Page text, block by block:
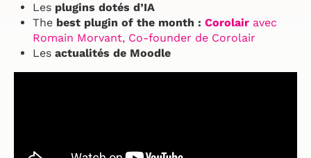
Les plugins dotés d’IA
The best plugin of the month :Corolair avec
Romain Morvant, Co-founder de Corolair
Lesactualités de Moodle